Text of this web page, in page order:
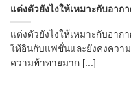
แต่งตัวยังไงให้เหมาะกับอา
แต่งตัวยังไงให้เหมาะกับอา
ให้อินกับแฟชั่นและยังคงควา
ความท้าทายมาก [...]